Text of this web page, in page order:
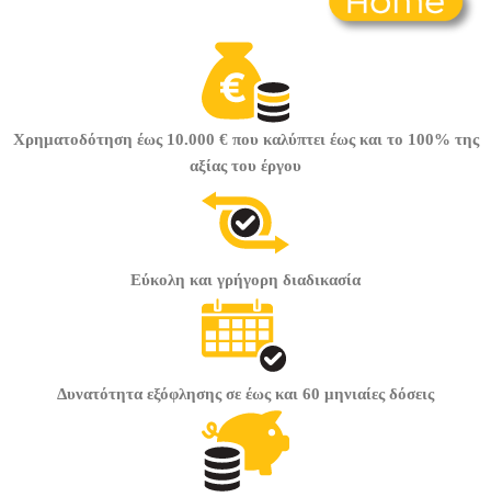
Χρηματοδότηση έως 10.000 €που καλύπτει έως και το 100% της
αξίας του έργου
Εύκολη και γρήγορη διαδικασία
Δυνατότητα εξόφλησης σε έως και 60 μηνιαίες δόσεις